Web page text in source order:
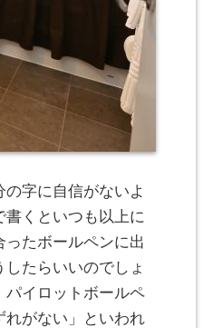
字に自信がないよ
書くといつも以上に
ったボールペンに出
たらいいのでしょ
パイロットボールペ
れがない」といわれ